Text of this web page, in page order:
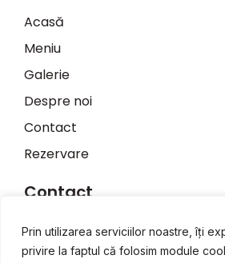
Prin utilizarea serviciilor noastre, îți
privire la faptul că folosim module
Acasă
Meniu
Galerie
Despre noi
Contact
Rezervare
Contact
+40 720 408 250